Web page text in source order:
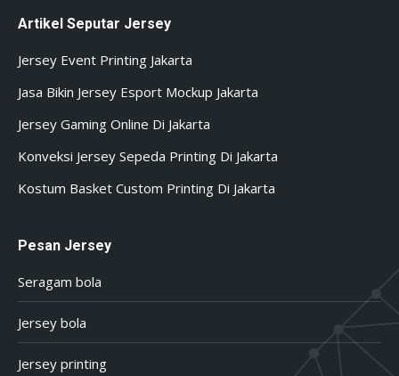
Artikel Seputar Jersey
Jersey Event Printing Jakarta
Jasa Bikin Jersey Esport Mockup Jakarta
Jersey Gaming Online Di Jakarta
Konveksi Jersey Sepeda Printing Di Jakarta
Kostum Basket Custom Printing Di Jakarta
Pesan Jersey
Seragam bola
Jersey bola
Jersey printing